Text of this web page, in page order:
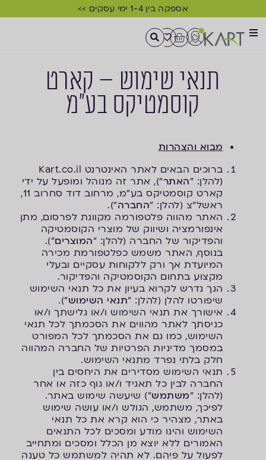
אספקה בין 1-4 ימי עסקים >>
תנאי שימוש – קארט
קוסמטיקס בע"מ
מבוא והצהרות
ברוכים הבאים לאתר האינטרנט Kart.co.il
(להלן: "האתר"), אתר זה מנוהל ומופעל על ידי
קארט קוסמטיקס בע"מ, מרחוב דוד סחרוב 11,
ראשל"צ (להלן: "החברה").
האתר מהווה פלטפורמה מקוונת לפרסום, מתן
אינפורמציה ושיווק של מוצרי הקוסמטיקה
והפדיקור של החברה (להלן: "המוצרים").
בנוסף, האתר משמש כפלטפורמת מכירה
המיועדת אך ורק ללקוחות עסקיים ובעלי
מקצוע בתחום הקוסמטיקה והפדיקור.
הנך נדרש לקרוא בעיון את כל תנאי השימוש
שיפורטו להלן (להלן: "תנאי השימוש").
אישורך את תנאי השימוש ו/או גלישתך ו/או
כניסתך לאתר מהווים את הסכמתך לכל תנאי
השימוש, כמו גם את הסכמתך לכל המפורט
במסמך מדיניות הפרטיות של החברה המהווה
חלק בלתי נפרד מתנאי השימוש.
תנאי השימוש מסדירים את היחסים בין
החברה לבין כל תאגיד ו/או גוף כזה או אחר
(להלן: "משתמש") שיעשה שימוש באתר.
לפיכך, משתמש, הגולש ו/או עושה שימוש
באתר, מצהיר כי הוא קרא את כל תנאי
השימוש והינו מודע ומסכים לכל התנאים
האמורים ללא יוצא מן הכלל ומסכים ומתחייב
לפעול על פיהם. לא תהיה למשתמש כל טענה